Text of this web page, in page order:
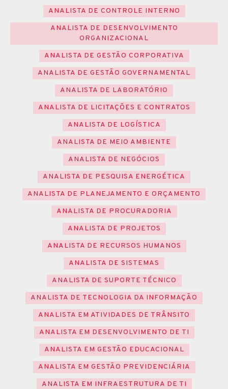
ANALISTA DE CONTROLE INTERNO
ANALISTA DE DESENVOLVIMENTO
ORGANIZACIONAL
ANALISTA DE GESTÃO CORPORATIVA
ANALISTA DE GESTÃO GOVERNAMENTAL
ANALISTA DE LABORATÓRIO
ANALISTA DE LICITAÇÕES E CONTRATOS
ANALISTA DE LOGÍSTICA
ANALISTA DE MEIO AMBIENTE
ANALISTA DE NEGÓCIOS
ANALISTA DE PESQUISA ENERGÉTICA
ANALISTA DE PLANEJAMENTO E ORÇAMENTO
ANALISTA DE PROCURADORIA
ANALISTA DE PROJETOS
ANALISTA DE RECURSOS HUMANOS
ANALISTA DE SISTEMAS
ANALISTA DE SUPORTE TÉCNICO
ANALISTA DE TECNOLOGIA DA INFORMAÇÃO
ANALISTA EM ATIVIDADES DE TRÂNSITO
ANALISTA EM DESENVOLVIMENTO DE TI
ANALISTA EM GESTÃO EDUCACIONAL
ANALISTA EM GESTÃO PREVIDENCIÁRIA
ANALISTA EM INFRAESTRUTURA DE TI